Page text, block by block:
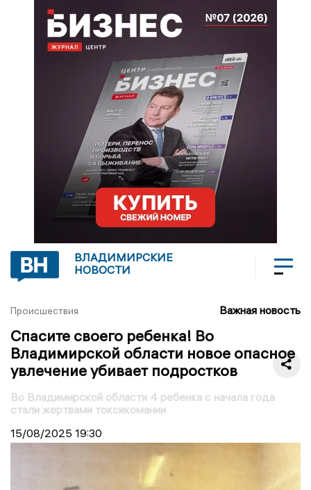
ВЛАДИМИРСКИЕ
НОВОСТИ
Происшествия Важная новость
Спасите своего ребенка! Во
Владимирской области новое опасное
увлечение убивает подростков
Во Владимирской области 4 ребенка с начала года
стали жертвами токсикомании
15/08/2025 19:30